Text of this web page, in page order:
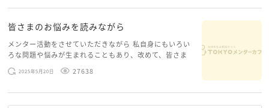
皆さまのお悩みを読みながら
メンター活動をさせていただきながら 私自身にもいろい
ろな問題や悩みが生まれることもあり、改めて、皆さま
のお悩みを読みながら 「みんな、もがいてる。わたし
だけじゃないんだな」と、逆に励まされるような日々で
2025年5月20日 27638